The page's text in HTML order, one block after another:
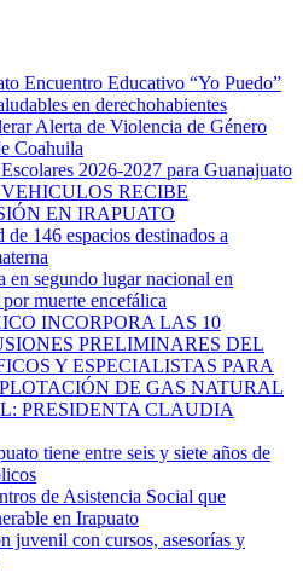
Encuentro Educativo “Yo Puedo”
en derechohabientes
Alerta de Violencia de Género
Coahuila
2026-2027 para Guanajuato
RECIBE
EN IRAPUATO
146 espacios destinados a
en segundo lugar nacional en
muerte encefálica
INCORPORA LAS 10
PRELIMINARES DEL
Y ESPECIALISTAS PARA
DE GAS NATURAL
PRESIDENTA CLAUDIA
tiene entre seis y siete años de
de Asistencia Social que
en Irapuato
juvenil con cursos, asesorías y